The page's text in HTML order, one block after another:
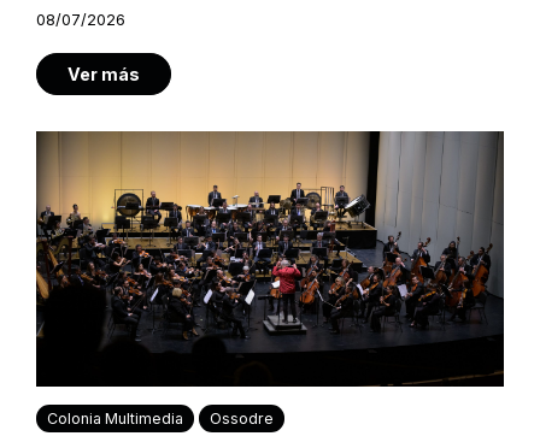
08/07/2026
Ver más
Colonia Multimedia Ossodre